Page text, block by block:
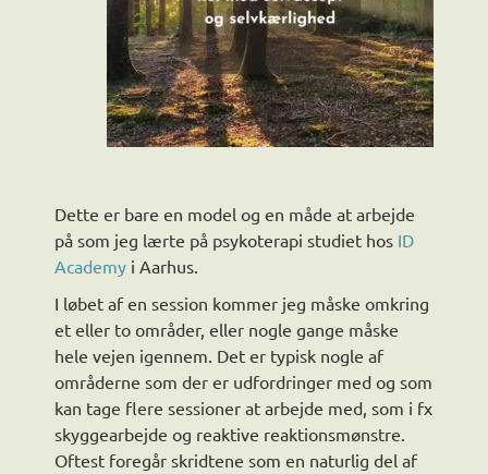
Dette er bare en model og en måde at arbejde
på som jeg lærte på psykoterapi studiet hos ID
Academy i Aarhus.
I løbet af en session kommer jeg måske omkring
et eller to områder, eller nogle gange måske
hele vejen igennem. Det er typisk nogle af
områderne som der er udfordringer med og som
kan tage flere sessioner at arbejde med, som i fx
skyggearbejde og reaktive reaktionsmønstre.
Oftest foregår skridtene som en naturlig del af